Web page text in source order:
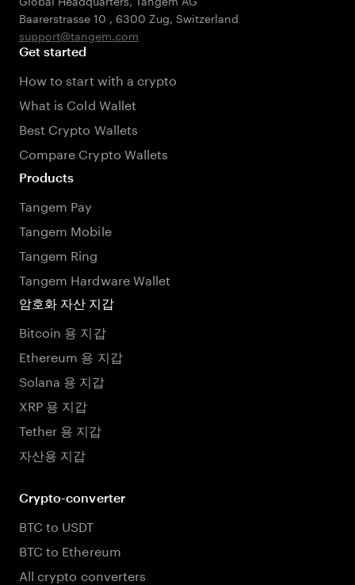
Baarerstrasse 10 , 6300 Zug, Switzerland
support@tangem.com
Get started
How to start with a crypto
What is Cold Wallet
Best Crypto Wallets
Compare Crypto Wallets
Products
Tangem Pay
Tangem Mobile
Tangem Ring
Tangem Hardware Wallet
암호화 자산 지갑
Bitcoin 용 지갑
Ethereum 용 지갑
Solana 용 지갑
XRP 용 지갑
Tether 용 지갑
자산용 지갑
Crypto-converter
BTC to USDT
BTC to Ethereum
All crypto converters